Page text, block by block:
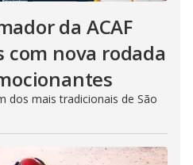
da ACAF
com nova rodada
dos mais tradicionais de São